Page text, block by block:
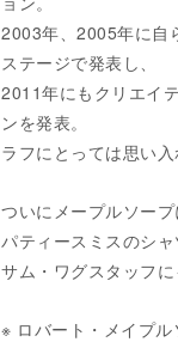
2003年、2005年に自
ステージで発表し、
2011年にもクリエイ
ンを発表。
ラフにとっては思い
ついにメープルソー
パティースミスのシ
サム・ワグスタッフ
※ ロバート・メイプ